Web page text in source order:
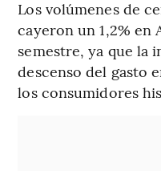
Los volúmenes de
cayeron un 1,2% en
semestre, ya que la
descenso del gasto
los consumidores